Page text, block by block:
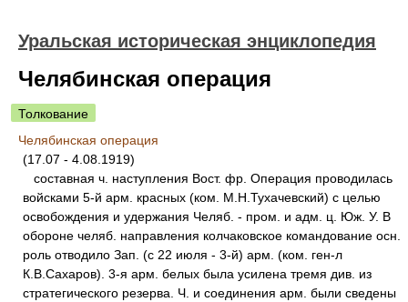
Уральская историческая энциклопедия
Челябинская операция
Толкование
Челябинская операция
(17.07 - 4.08.1919)
составная ч. наступления Вост. фр. Операция проводилась
войсками 5-й арм. красных (ком. М.Н.Тухачевский) с целью
освобождения и удержания Челяб. - пром. и адм. ц. Юж. У. В
обороне челяб. направления колчаковское командование осн.
роль отводило Зап. (с 22 июля - 3-й) арм. (ком. ген-л
К.В.Сахаров). 3-я арм. белых была усилена тремя див. из
стратегического резерва. Ч. и соединения арм. были сведены